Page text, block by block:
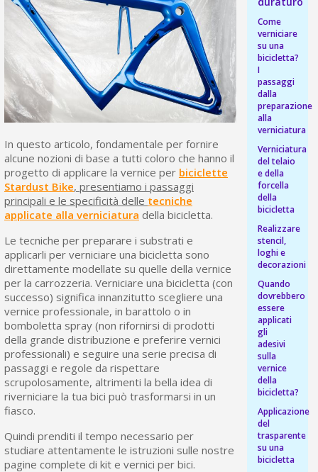
In questo articolo, fondamentale per fornire
alcune nozioni di base a tutti coloro che hanno il
progetto di applicare la vernice per biciclette
Stardust Bike, presentiamo i passaggi
principali e le specificità delle tecniche
applicate alla verniciatura della bicicletta.
Le tecniche per preparare i substrati e
applicarli per verniciare una bicicletta sono
direttamente modellate su quelle della vernice
per la carrozzeria. Verniciare una bicicletta (con
successo) significa innanzitutto scegliere una
vernice professionale, in barattolo o in
bomboletta spray (non rifornirsi di prodotti
della grande distribuzione e preferire vernici
professionali) e seguire una serie precisa di
passaggi e regole da rispettare
scrupolosamente, altrimenti la bella idea di
riverniciare la tua bici può trasformarsi in un
fiasco.
Quindi prenditi il tempo necessario per
studiare attentamente le istruzioni sulle nostre
pagine complete di kit e vernici per bici.
Come
verniciare
su una
bicicletta?
I
passaggi
dalla
preparazione
alla
verniciatura
Verniciatura
del telaio
e della
forcella
della
bicicletta
Realizzare
stencil,
loghi e
decorazioni
Quando
dovrebbero
essere
applicati
gli
adesivi
sulla
vernice
della
bicicletta?
Applicazione
del
trasparente
su una
bicicletta